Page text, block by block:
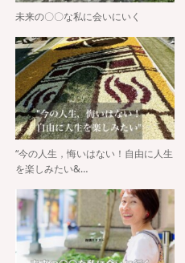
未来の〇〇な私に会いにいく
“今の人生，悔いはない！自由に人生
を楽しみたい&…